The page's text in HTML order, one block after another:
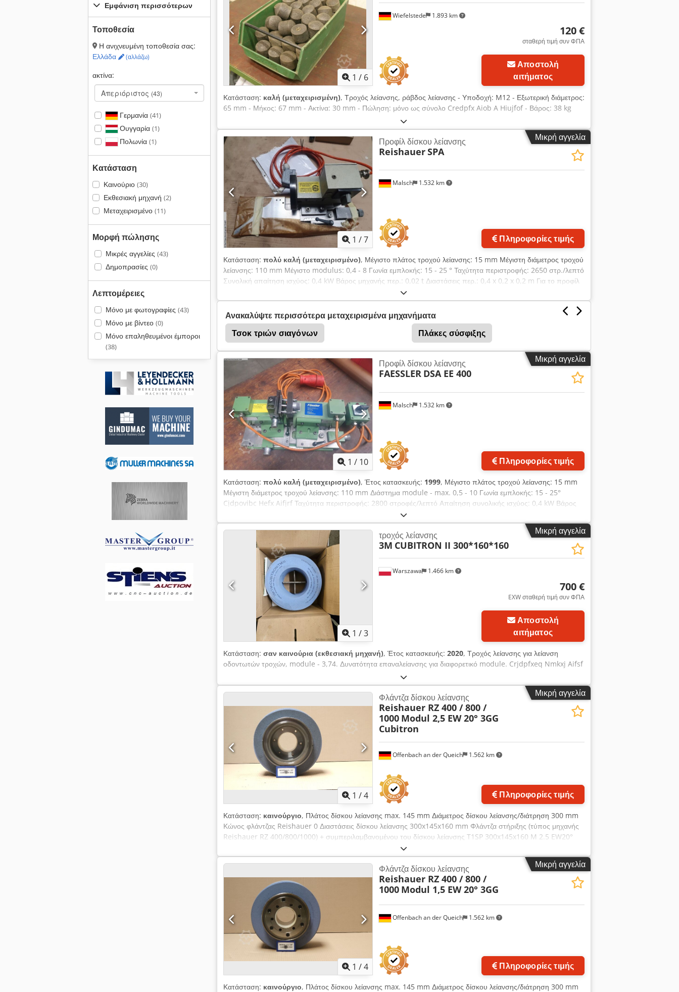
Εμφάνιση περισσότερων
Τοποθεσία
Η ανιχνευμένη τοποθεσία σας:
Ελλάδα
(αλλάζω)
ακτίνα:
Απεριόριστος (43)
Γερμανία (41)
Ουγγαρία (1)
Πολωνία (1)
Κατάσταση
Καινούριο (30)
Εκθεσιακή μηχανή (2)
Μεταχειρισμένο (11)
Μορφή πώλησης
Μικρές αγγελίες (43)
Δημοπρασίες (0)
Λεπτομέρειες
Μόνο με φωτογραφίες (43)
Μόνο με βίντεο (0)
Μόνο επαληθευμένοι έμποροι
(38)
1 / 6
Wiefelstede 1.893 km
120 €
σταθερή τιμή συν ΦΠΑ
Αποστολή
αιτήματος
Κατάσταση: καλή (μεταχειρισμένη), Τροχός λείανσης, ράβδος λείανσης - Υποδοχή: M12 - Εξωτερική διάμετρος:
65 mm - Μήκος: 67 mm - Ακτίνα: 30 mm - Πώληση: μόνο ως σύνολο Credpfx Aiob A Hiujfof - Βάρος: 38 kg
Μικρή αγγελία
1 /7
Malsch 1.532 km
Προφίλ δίσκου λείανσης
ReishauerSPA
Πληροφορίες τιμής
Κατάσταση: πολύ καλή (μεταχειρισμένο), Μέγιστο πλάτος τροχού λείανσης: 15 mm Μέγιστη διάμετρος τροχού
λείανσης: 110 mm Μέγιστο modulus: 0,4 - 8 Γωνία εμπλοκής: 15 - 25 ° Ταχύτητα περιστροφής: 2650 στρ./λεπτό
Συνολική απαίτηση ισχύος: 0,4 kW Βάρος μηχανής περ.: 0,02 t Διαστάσεις περ.: 0,4 x 0,2 x 0,2 m Για το προφίλ
λειαντικών κοχλιών για μηχανές λείανσης οδοντωτών πλευρών. Τελική και επαναπροφίλ σε τα εξής μοντέλα: NZA,
AZA, RZ 300 E, RZ 301 S, RZ 362 A, AM, ... Ρυθμιζόμενη πλάκα δεξιά με αξονική μικρομετρική ρύθμιση
Credpfxsvf Riuj Aifjf Για τη συγκράτηση διαμαντένιου τροχού.
Ανακαλύψτε περισσότερα μεταχειρισμένα μηχανήματα
Τσοκ τριών σιαγόνων
Πλάκες σύσφιξης
Μικρή αγγελία
1 / 10
Malsch 1.532 km
Προφίλ δίσκου λείανσης
FAESSLER DSA EE 400
Πληροφορίες τιμής
Κατάσταση: πολύ καλή (μεταχειρισμένο), Έτος κατασκευής: 1999, Μέγιστο πλάτος τροχού λείανσης: 15 mm
Μέγιστη διάμετρος τροχού λείανσης: 110 mm Διάστημα module - max. 0,5 - 10 Γωνία εμπλοκής: 15 - 25°
Cjdpovibc Hefx Aifjrf Ταχύτητα περιστροφής: 2800 στροφές/λεπτό Απαίτηση συνολικής ισχύος: 0,4 kW Βάρος
μηχανήματος περ. 0,02 t Διαστάσεις περ. 0,4 x 0,2 x 0,2 m Για προφίλ διαμορφωμένων κοχλιών λείανσης για
μηχανές λείανσης οδοντωτών επιφανειών. Τελική και ενδιάμεση διαμόρφωση στα παρακάτω μοντέλα: NZA, AZA,
RZ 300 E, RZ 301 S, RZ 362 A, AM,... Δεξιά πλάκα ρύθμισης με μικρομετρικό κοχλία ρύθμισης αξονικά Αριστερή
πλάκα ρύθμισης με μικρομετρικό κοχλία ρύθμισης ακτινικά 2 ακριβή μηχανοκίνητα άτρακτοι για υποδοχή
διαμαντόδισκων.
Μικρή αγγελία
1 /3
Warszawa 1.466 km
τροχός λείανσης
3M CUBITRON II 300*160*160
700 €
EXW σταθερή τιμή συν ΦΠΑ
Αποστολή
αιτήματος
Κατάσταση: σαν καινούρια (εκθεσιακή μηχανή), Έτος κατασκευής: 2020, Τροχός λείανσης για λείανση
οδοντωτών τροχών, module - 3,74. Δυνατότητα επαναλείανσης για διαφορετικό module. Crjdpfxeq Nmkxj Aifsf
Μικρή αγγελία
1 /4
Offenbach an der Queich 1.562 km
Φλάντζα δίσκου λείανσης
Reishauer RZ 400 / 800 /
1000 Modul 2,5 EW 20° 3GG
Cubitron
Πληροφορίες τιμής
Κατάσταση: καινούργιο, Πλάτος δίσκου λείανσης max. 145 mm Διάμετρος δίσκου λείανσης/διάτρηση 300 mm
Κώνος φλάντζας Reishauer 0 Διαστάσεις δίσκου λείανσης 300x145x160 mm Φλάντζα στήριξης (τύπος μηχανής
Reishauer RZ 400/800/1000) + συμπεριλαμβανομένου του δίσκου λείανσης T1SP 300x145x160 M 2.5 EW20°
3GG Cubitron της εταιρείας 3M Κεραμικοί δίσκοι λείανσης για λείανση των πλευρών των δοντιών - πλάτος 145
mm Crodpjuayy Tjfx Aifsf Διαστάσεις ανάλογα με τον τύπο του μηχανήματος Reishauer Προφίλ σύμφωνα με τις
προδιαγραφές Μονάδα m, ταχύτητα λειτουργίας gg, γωνία πίεσης EW Πλεονεκτήματα: - Κίνδυνος εγκαυμάτων
λείανσης είναι σχεδόν μηδενικός - Μέχρι και 50% μικρότεροι χρόνοι λείανσης - Μείωση της προσπάθειας λείανσης
κατά 2 φορές - Διπλάσια διάρκεια ζωής από τους δίσκους λείανσης - Συνεχής, σταθερή απόδοση λείανσης -
Σημαντικά υψηλότερες παράμετροι λείανσης σε σχέση με τα συνήθη εργαλεία
Μικρή αγγελία
1 /4
Offenbach an der Queich 1.562 km
Φλάντζα δίσκου λείανσης
Reishauer RZ 400 / 800 /
1000 Modul 1,5 EW 20° 3GG
Πληροφορίες τιμής
Κατάσταση: καινούργιο, Πλάτος δίσκου λείανσης max. 145 mm Διάμετρος δίσκου λείανσης/διάτρηση 300 mm